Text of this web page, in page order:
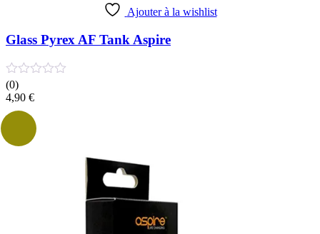
Ajouter à la wishlist
Glass Pyrex AF Tank Aspire
(0)
4,90 €